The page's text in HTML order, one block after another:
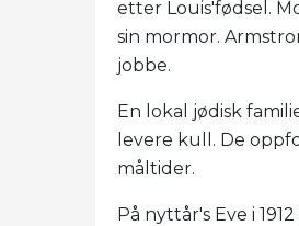
etter Louis'fødsel.
sin mormor.
jobbe.
En lokal jødisk
levere kull. De
måltider.
På nyttår's Eve i